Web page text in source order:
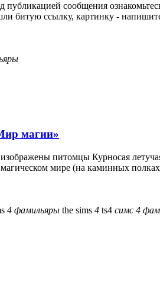
сообщения
битую ссылку, картинку -
магии»
питомцы Курносая
мире (на каминных
4 фамильяры the sims 4 ts4 симс 4